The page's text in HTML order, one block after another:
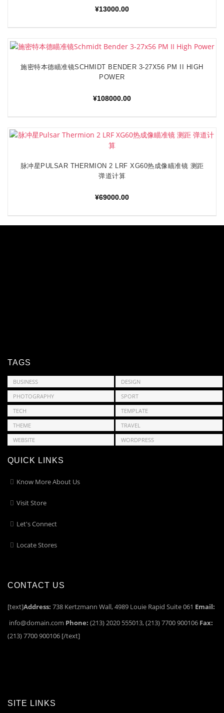
¥13000.00
阅读更多
施密特本德瞄准镜SCHMIDT BENDER 3-27X56 PM II HIGH
POWER
¥108000.00
加入购物车
脉冲星PULSAR THERMION 2 LRF XG60热成像瞄准镜 测距
弹道计算
¥69000.00
TAGS
BUSINESS
DESIGN
PHOTOGRAPHY
SPORT
TECH
TEMPLATE
THEME
TRAVEL
WEBSITE
WORDPRESS
QUICK LINKS
Know More About Us
Visit Store
Let's Connect
Locate Stores
CONTACT US
[text]Address: 738 Kertzmann Wall, 4989 Louie Rapid Suite 061 Email:
info@domain.com Phone: (213) 2020 555013, (213) 7700 900106 Fax:
(213) 7700 900106 [/text]
SITE LINKS